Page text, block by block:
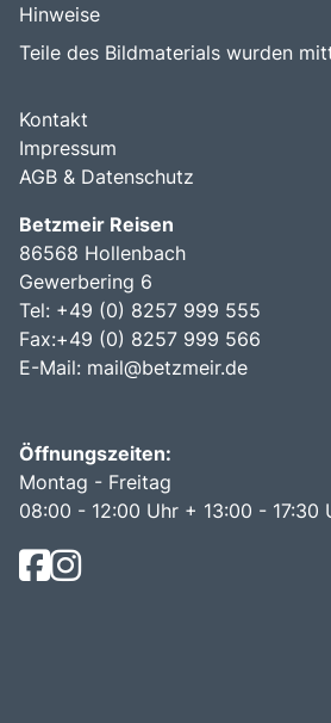
Hinweise
Teile des Bildmaterials wurden
Kontakt
Impressum
AGB & Datenschutz
Betzmeir Reisen
86568 Hollenbach
Gewerbering 6
Tel: +49 (0) 8257 999 555
Fax:+49 (0) 8257 999 566
E-Mail: mail@betzmeir.de
Öffnungszeiten:
Montag - Freitag
08:00 - 12:00 Uhr + 13:00 - 17:30